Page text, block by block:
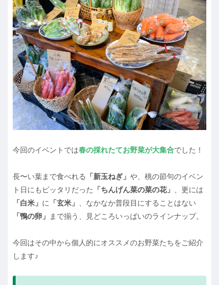
今回のイベントでは春の採れたてお野菜が大集合でした！
長〜い葉まで食べれる 「新玉ねぎ」 や、桃の節句のイベン
ト日にもピッタリだった
「ちんげん菜の菜の花」
、更には
「白米」 に 「玄米」
、なかなか普段目にすることはない
「鴨の卵」
まで揃う、見どころいっぱいのラインナップ。
今回はその中から個人的にオススメのお野菜たちをご紹介
します♪